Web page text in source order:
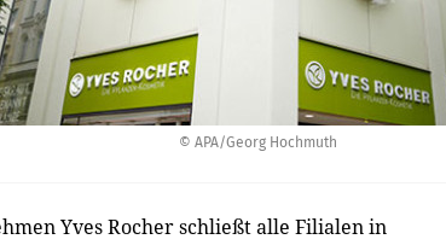
© APA/Georg Hochmuth
Yves Rocher schließt alle Filialen in